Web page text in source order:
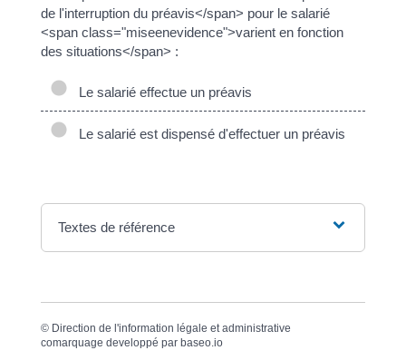
de l'interruption du préavis</span> pour le salarié
<span class="miseenevidence">varient en fonction
des situations</span> :
Le salarié effectue un préavis
Le salarié est dispensé d'effectuer un préavis
Textes de référence
© Direction de l'information légale et administrative
comarquage developpé par baseo.io